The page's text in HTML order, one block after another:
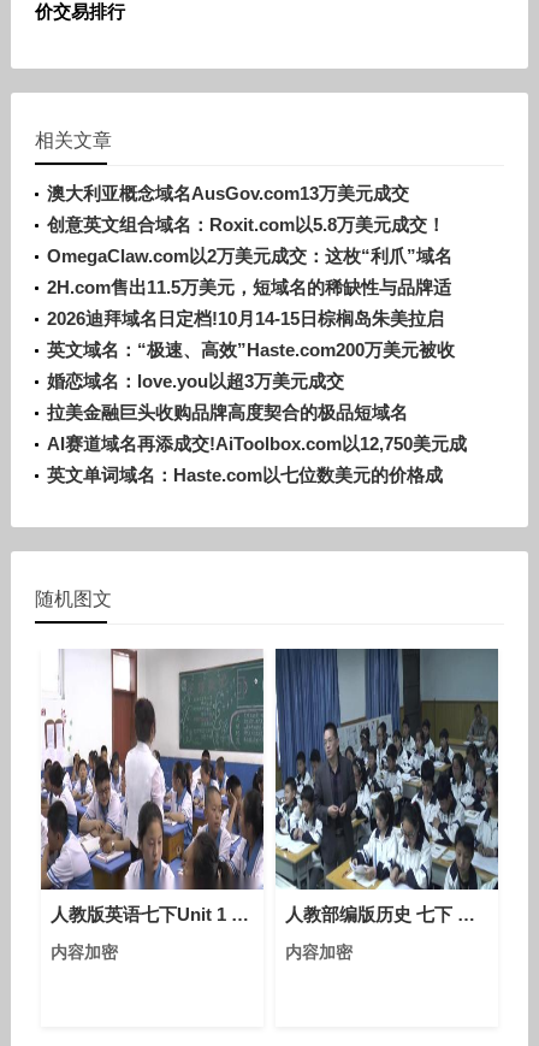
价交易排行
相关文章
澳大利亚概念域名AusGov.com13万美元成交
创意英文组合域名：Roxit.com以5.8万美元成交！
OmegaClaw.com以2万美元成交：这枚“利爪”域名
价值何在？
2H.com售出11.5万美元，短域名的稀缺性与品牌适
配性
2026迪拜域名日定档!10月14-15日棕榈岛朱美拉启
幕，全球域圈目光聚焦中东
英文域名：“极速、高效”Haste.com200万美元被收
购！
婚恋域名：love.you以超3万美元成交
拉美金融巨头收购品牌高度契合的极品短域名
Nu.com！
AI赛道域名再添成交!AiToolbox.com以12,750美元成
功售出
英文单词域名：Haste.com以七位数美元的价格成
随机图文
人教版英语七下Unit 1 Section A（1a-1c）课堂视频实录（范海燕）
内容加密
人教部编版历史 七下 第二十二课《中国传统节日的起源》课堂教学视频-吕本安
内容加密